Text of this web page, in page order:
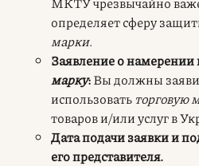
определяет сферу
марки.
Заявление о намерении
марку:Вы должны
использовать торговую
товаров и/или услуг в
Дата подачи заявки и
его представителя.